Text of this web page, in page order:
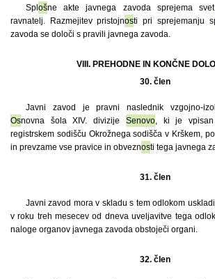
Spl ošne akte javnega zavoda sprejema
ravnatelj. Razmejitev pristojnosti pri sprejemanju
zavoda se določi s pravili javnega zavoda.
VIII. PREHODNE IN KONČNE
30. člen
Javni zavod je pravni naslednik vzgojno-
Osnovna šola XIV. divizije Senovo, ki je
registrskem sodišču Okrožnega sodišča v Krškem,
in prevzame vse pravice in obveznosti tega javnega
31. člen
Javni zavod mora v skladu s tem odlokom
v roku treh mesecev od dneva uveljavitve tega
naloge organov javnega zavoda obstoječi organi.
32. člen